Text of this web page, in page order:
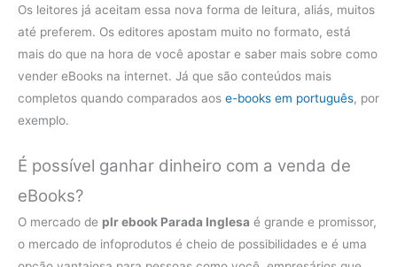
Os leitores já aceitam essa nova forma de leitura, aliás, muitos
até preferem. Os editores apostam muito no formato, está
mais do que na hora de você apostar e saber mais sobre como
vender eBooks na internet. Já que são conteúdos mais
completos quando comparados aos e-books em português, por
exemplo.
É possível ganhar dinheiro com a venda de
eBooks?
O mercado de plr ebook Parada Inglesa é grande e promissor,
o mercado de infoprodutos é cheio de possibilidades e é uma